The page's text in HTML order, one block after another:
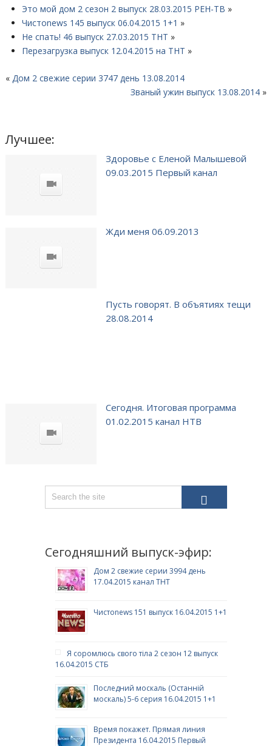
Это мой дом 2 сезон 2 выпуск 28.03.2015 РЕН-ТВ »
Чистоnews 145 выпуск 06.04.2015 1+1 »
Не спать! 46 выпуск 27.03.2015 ТНТ »
Перезагрузка выпуск 12.04.2015 на ТНТ »
« Дом 2 свежие серии 3747 день 13.08.2014
Званый ужин выпуск 13.08.2014 »
Лучшее:
Здоровье с Еленой Малышевой
09.03.2015 Первый канал
Жди меня 06.09.2013
Пусть говорят. В объятиях тещи
28.08.2014
Сегодня. Итоговая программа
01.02.2015 канал НТВ
Сегодняшний выпуск-эфир:
Дом 2 свежие серии 3994 день
17.04.2015 канал ТНТ
Чистоnews 151 выпуск 16.04.2015 1+1
Я соромлюсь свого тіла 2 сезон 12 выпуск
16.04.2015 СТБ
Последний москаль (Останній
москаль) 5-6 серия 16.04.2015 1+1
Время покажет. Прямая линия
Президента 16.04.2015 Первый